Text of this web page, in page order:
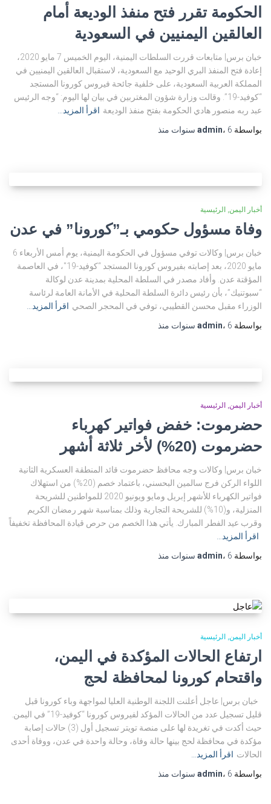
الحكومة تقرر فتح منفذ الوديعة أمام
العالقين اليمنيين في السعودية
خبان برس| متابعات قررت السلطات اليمنية، اليوم الخميس 7 مايو 2020،
إعادة فتح المنفذ البري الوحيد مع السعودية، لاستقبال العالقين اليمنيين في
المملكة العربية السعودية، على خلفية جائحة فيروس كورونا المستجد
“كوفيد-19”. وقالت وزارة شؤون المغتربين في بيان لها اليوم: “وجه الرئيس
عبد ربه منصور هادي الحكومة بفتح منفذ الوديعة اقرأ المزيد…
بواسطة
admin، 6 سنوات منذ
أخبار اليمن الرئيسية
وفاة مسؤول حكومي بـ”كورونا” في عدن
خبان برس| وكالات توفي مسؤول في الحكومة اليمنية، يوم أمس الأربعاء 6
مايو 2020، بعد إصابته بفيروس كورونا المستجد “كوفيد-19″، في العاصمة
المؤقتة عدن. وأفاد مصدر في السلطة المحلية بمدينة عدن لوكالة
“سبوتنيك”، بأن رئيس دائرة السلطة المحلية في الأمانة العامة لرئاسة
الوزراء مقبل محسن القطيبي، توفي في المحجر الصحي اقرأ المزيد…
بواسطة
admin، 6 سنوات منذ
أخبار اليمن الرئيسية
حضرموت: خفض فواتير كهرباء
حضرموت (20%) لأخر ثلاثة أشهر
خبان برس| وكالات وجه محافظ حضرموت قائد المنطقة العسكرية الثانية
اللواء الركن فرج سالمين البحسني، باعتماد خصم (20%) من استهلاك
فواتير الكهرباء للأشهر إبريل ومايو ويونيو 2020 للمواطنين للشريحة
المنزلية، و(10%) للشريحة التجارية وذلك بمناسبة شهر رمضان الكريم
وقرب عيد الفطر المبارك. يأتي هذا الخصم من حرص قيادة المحافظة تخفيفاً
اقرأ المزيد…
بواسطة
admin، 6 سنوات منذ
أخبار اليمن الرئيسية
ارتفاع الحالات المؤكدة في اليمن،
واقتحام كورونا لمحافظة لحج
خبان برس| عاجل أعلنت اللجنة الوطنية العليا لمواجهة وباء كورونا قبل
قليل تسجيل عدد من الحالات المؤكد لفيروس كورونا “كوفيد-19” في اليمن.
حيث أكدت في تغريدة لها على منصة تويتر تسجيل أول (3) حالات إصابة
مؤكدة في محافظة لحج بينها حالة وفاة، وحالة واحدة في عدن، ووفاة أحدى
الحالات اقرأ المزيد…
بواسطة
admin، 6 سنوات منذ